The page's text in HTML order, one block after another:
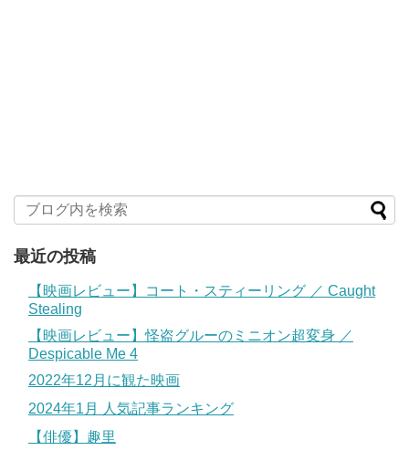
最近の投稿
【映画レビュー】コート・スティーリング ／ Caught
Stealing
【映画レビュー】怪盗グルーのミニオン超変身 ／
Despicable Me 4
2022年12月に観た映画
2024年1月 人気記事ランキング
【俳優】趣里